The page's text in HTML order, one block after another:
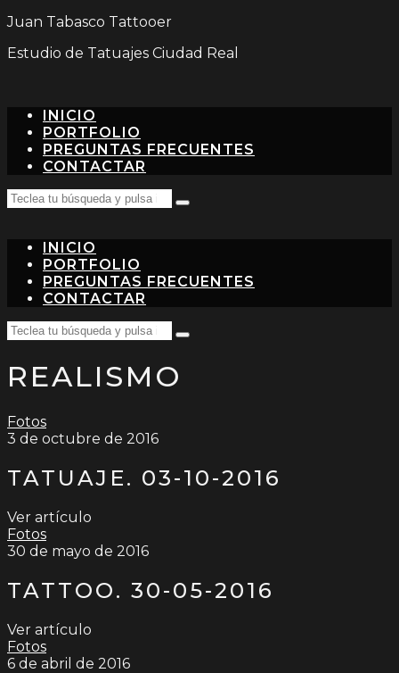
Juan Tabasco Tattooer
Estudio de Tatuajes Ciudad Real
INICIO
PORTFOLIO
PREGUNTAS FRECUENTES
CONTACTAR
Search
for:
Teclea
intro…
INICIO
PORTFOLIO
PREGUNTAS FRECUENTES
CONTACTAR
Search
for:
Teclea
REALISMO
Fotos
3 de octubre de 2016
TATUAJE. 03-10-2016
Ver artículo
Fotos
30 de mayo de 2016
TATTOO. 30-05-2016
Ver artículo
Fotos
6 de abril de 2016